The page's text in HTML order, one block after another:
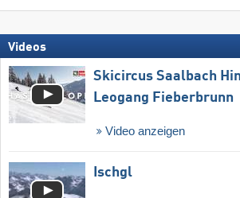
Videos
Skicircus Saalbach
Leogang Fieberbrunn
Video anzeigen
Ischgl